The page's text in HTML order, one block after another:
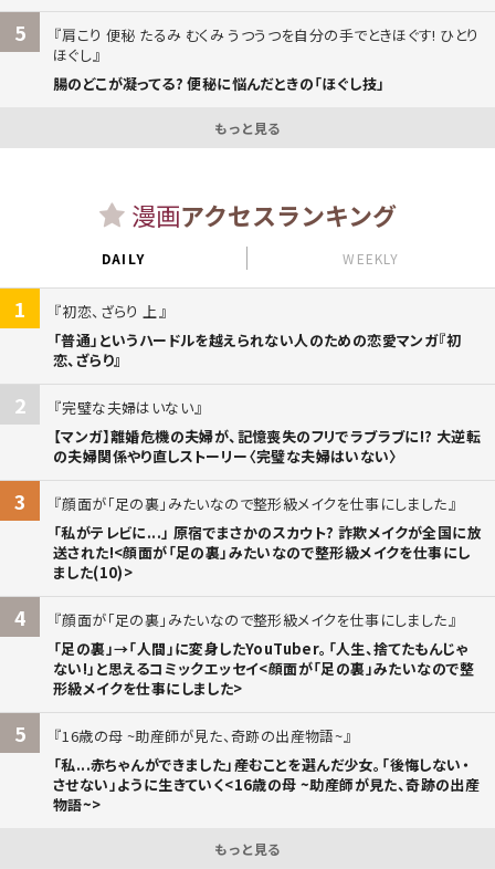
5
肩こり 便秘 たるみ むくみ うつうつを自分の手でときほぐす! ひとり
ほぐし
腸のどこが凝ってる? 便秘に悩んだときの「ほぐし技」
もっと見る
漫画アクセスランキング
DAILY WEEKLY
1
初恋、ざらり 上
「普通」というハードルを越えられない人のための恋愛マンガ『初
恋、ざらり』
2
完璧な夫婦はいない
【マンガ】離婚危機の夫婦が、記憶喪失のフリでラブラブに!? 大逆転
の夫婦関係やり直しストーリー〈完璧な夫婦はいない〉
3
顔面が「足の裏」みたいなので整形級メイクを仕事にしました
「私がテレビに...」 原宿でまさかのスカウト? 詐欺メイクが全国に放
送された!<顔面が「足の裏」みたいなので整形級メイクを仕事にし
ました(10)>
4
顔面が「足の裏」みたいなので整形級メイクを仕事にしました
「足の裏」→「人間」に変身したYouTuber。「人生、捨てたもんじゃ
ない!」と思えるコミックエッセイ<顔面が「足の裏」みたいなので整
形級メイクを仕事にしました>
5
16歳の母 ~助産師が見た、奇跡の出産物語~
「私...赤ちゃんができました」――産むことを選んだ少女。「後悔しない・
させない」ように生きていく<16歳の母 ~助産師が見た、奇跡の出産
物語~>
もっと見る